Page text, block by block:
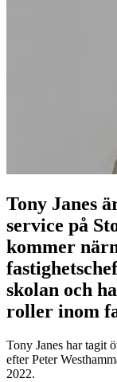
Tony Janes
service på
kommer
skolan och
roller inom
Tony Janes har tagit
efter Peter
2022.